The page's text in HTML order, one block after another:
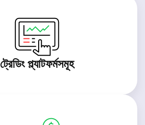
ট্রেডিং প্ল্যাটফর্মসমূহ